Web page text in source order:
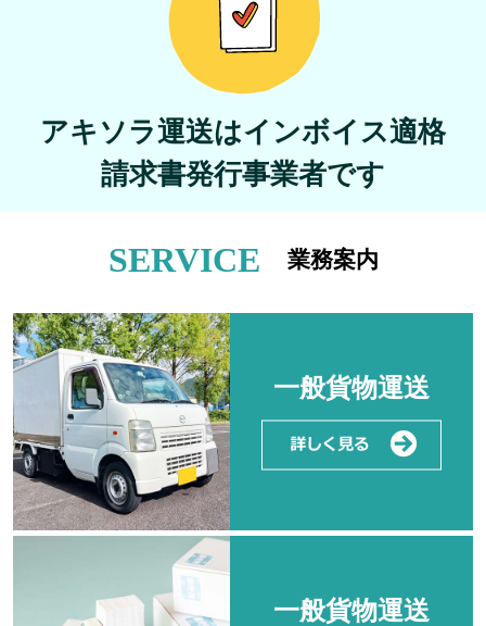
アキソラ運送はインボイス適格
請求書発行事業者です
SERVICE 業務案内
一般貨物運送
一般貨物運送